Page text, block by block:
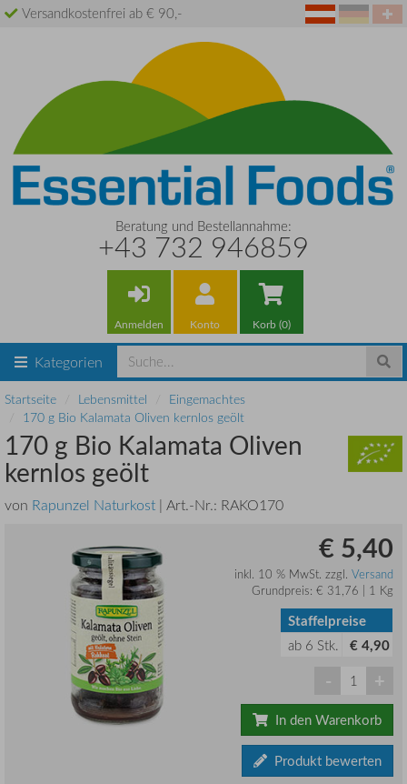
Versandkostenfrei ab € 90,-
Beratung und Bestellannahme:
+43 732 946859
Anmelden Konto Korb (0)
Kategorien
Startseite Lebensmittel
Eingemachtes
170 g Bio Kalamata Oliven kernlos geölt
170 g Bio Kalamata Oliven
kernlos geölt
von Rapunzel Naturkost | Art.-Nr.: RAKO170
€ 5,40
inkl. 10 % MwSt. zzgl. Versand
Grundpreis: € 31,76 | 1 Kg
Staffelpreise
ab 6 Stk. € 4,90
- +
In den Warenkorb
Produkt bewerten